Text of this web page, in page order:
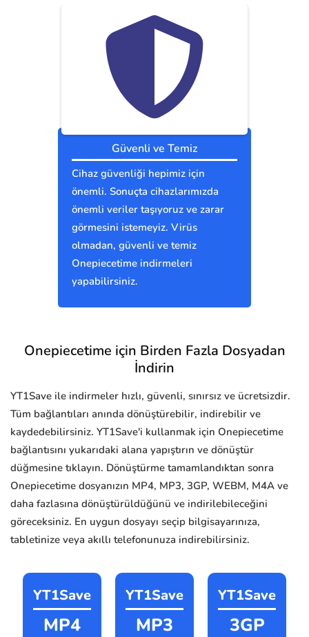
Güvenli ve Temiz
Cihaz güvenliği hepimiz için
önemli. Sonuçta cihazlarımızda
önemli veriler taşıyoruz ve zarar
görmesini istemeyiz. Virüs
olmadan, güvenli ve temiz
Onepiecetime indirmeleri
yapabilirsiniz.
Onepiecetime için Birden Fazla Dosyadan
İndirin
YT1Save ile indirmeler hızlı, güvenli, sınırsız ve ücretsizdir.
Tüm bağlantıları anında dönüştürebilir, indirebilir ve
kaydedebilirsiniz. YT1Save'i kullanmak için Onepiecetime
bağlantısını yukarıdaki alana yapıştırın ve dönüştür
düğmesine tıklayın. Dönüştürme tamamlandıktan sonra
Onepiecetime dosyanızın MP4, MP3, 3GP, WEBM, M4A ve
daha fazlasına dönüştürüldüğünü ve indirilebileceğini
göreceksiniz. En uygun dosyayı seçip bilgisayarınıza,
tabletinize veya akıllı telefonunuza indirebilirsiniz.
YT1Save
MP4
YT1Save
MP3
YT1Save
3GP